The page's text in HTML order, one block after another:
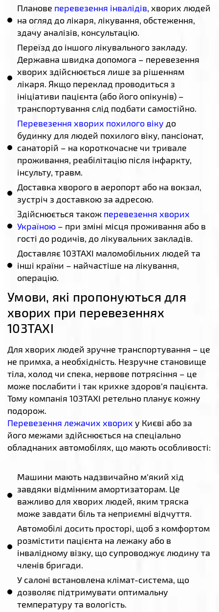
Планове перевезення інвалідів, хворих людей
на огляд до лікаря, лікування, обстеження,
здачу аналізів, консультацію.
Переїзд до іншого лікувального закладу.
Державна швидка допомога – перевезення
хворих здійснюється лише за рішенням
лікаря. Якщо переклад проводиться з
ініціативи пацієнта (або його опікунів) –
транспортування слід подбати самостійно.
Перевезення хворих похилого віку до
будинку для людей похилого віку, пансіонат,
санаторій – на короткочасне чи тривале
проживання, реабілітацію після інфаркту,
інсульту, травм.
Доставка хворого в аеропорт або на вокзал,
зустріч з доставкою за адресою.
Здійснюється також перевезення хворих
Україною – при зміні місця проживання або в
гості до родичів, до лікувальних закладів.
Доставляє 103TAXI маломобільних людей та
інші країни – найчастіше на лікування,
операцію.
Умови, які пропонуються для
хворих при перевезеннях
103TAXI
Для хворих людей зручне транспортування – це
не примха, а необхідність. Незручне становище
тіла, холод чи спека, нервове потрясіння – це
може послабити і так крихке здоров’я пацієнта.
Тому компанія 103TAXI ретельно планує кожну
подорож.
Перевезення лежачих хворих у Києві або за
його межами здійснюється на спеціально
обладнаних автомобілях, що мають особливості:
Машини мають надзвичайно м’який хід
завдяки відмінним амортизаторам. Це
важливо для хворих людей, яким тряска
може завдати біль та неприємні відчуття.
Автомобілі досить просторі, щоб з комфортом
розмістити пацієнта на лежаку або в
інвалідному візку, що супроводжує людину та
членів бригади.
У салоні встановлена клімат-система, що
дозволяє підтримувати оптимальну
температуру та вологість.